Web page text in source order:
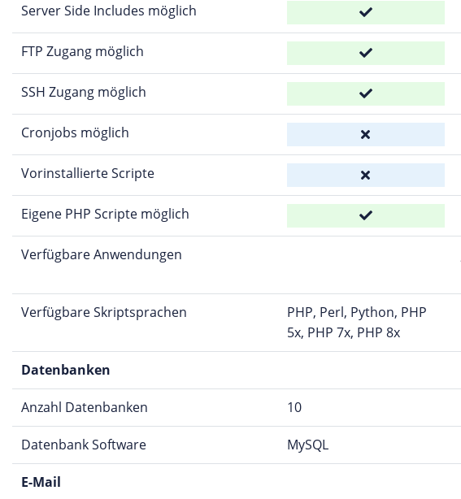
Server Side Includes möglich
FTP Zugang möglich
SSH Zugang möglich
Cronjobs möglich
Vorinstallierte Scripte
Eigene PHP Scripte möglich
Verfügbare Anwendungen
Verfügbare Skriptsprachen
PHP, Perl, Python, PHP
5x, PHP 7x, PHP 8x
Datenbanken
Anzahl Datenbanken 10
Datenbank Software MySQL
E-Mail